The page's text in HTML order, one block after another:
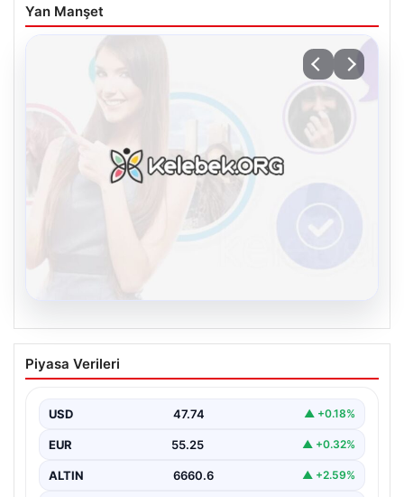
Yan Manşet
Kelebek sohbet platformu İle Dijital
İletişimin Güvenli Adresi Ve Chat
İnternet çağında bireylerin seviyeli bir biçimde iletişim
birçok…
Piyasa Verileri
USD 47.74 ▲ +0.18%
EUR 55.25 ▲ +0.32%
ALTIN 6660.6 ▲ +2.59%